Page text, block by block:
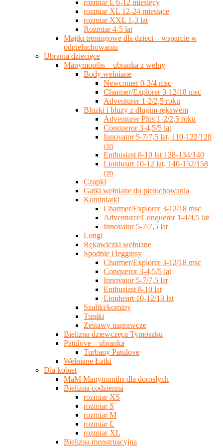
rozmiar L 6-12 miesięcy
rozmiar XL 12-24 miesiące
rozmiar XXL 1-3 lat
Rozmiar 4-5 lat
Majtki treningowe dla dzieci – wsparcie w
odpieluchowaniu
Ubrania dziecięce
Manymonths – ubranka z wełny
Body wełniane
Newcomer 0-3/4 msc
Charmer/Explorer 3-12/18 msc
Adventurer 1-2/2,5 roku
Bluzki i bluzy z długim rękawem
Adventurer Plus 1-2/2,5 roku
Conqueror 3-4,5/5 lat
Innovator 5-7/7,5 lat, 110-122/128
cm
Enthusiast 8-10 lat 128-134/140
Lionheart 10-12 lat, 140-152/158
cm
Czapki
Gatki wełniane do pieluchowania
Kominiarki
Charmer/Explorer 3-12/18 msc
Adventurer/Conqueror 1-4/4,5 lat
Innovator 5-7/7,5 lat
Longi
Rękawiczki wełniane
Spodnie i legginsy
Charmer/Explorer 3-12/18 msc
Conqueror 3-4,5/5 lat
Innovator 5-7/7,5 lat
Enthusiast 8-10 lat
Lionheart 10-12/13 lat
Szaliki/kominy
Tuniki
Zestawy naprawcze
Bielizna dziewczęca Tymoszku
Patulove – ubranka
Turbany Patulove
Wełniane Łatki
Dla kobiet
MaM Manymonths dla dorosłych
Bielizna codzienna
rozmiar XS
rozmiar S
rozmiar M
rozmiar L
rozmiar XL
Bielizna menstruacyjna